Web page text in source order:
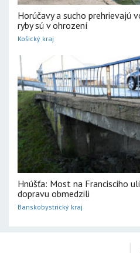
Horúčavy a sucho prehrievajú
ryby sú v ohrození
Košický kraj
Hnúšťa: Most na Francisciho
dopravu obmedzili
Banskobystrický kraj